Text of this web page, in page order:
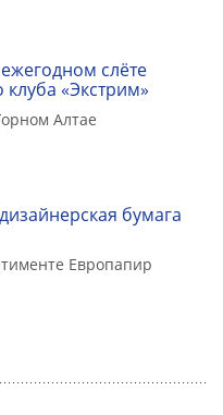
слёте
клуба «Экстрим»
Алтае
бумага
Европапир